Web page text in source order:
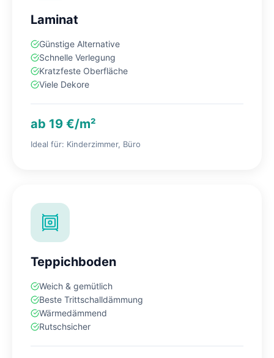
Laminat
Günstige Alternative
Schnelle Verlegung
Kratzfeste Oberfläche
Viele Dekore
ab 19 €/m²
Ideal für: Kinderzimmer, Büro
Teppichboden
Weich & gemütlich
Beste Trittschalldämmung
Wärmedämmend
Rutschsicher